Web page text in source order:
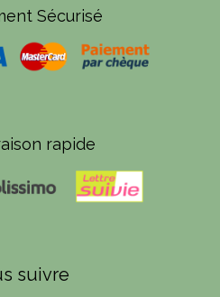
Sécurisé
rapide
suivre